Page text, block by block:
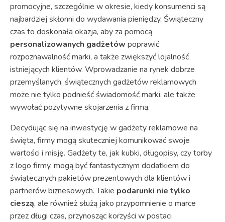
promocyjne, szczególnie w okresie, kiedy konsumenci są
najbardziej skłonni do wydawania pieniędzy. Świąteczny
czas to doskonała okazja, aby za pomocą
personalizowanych gadżetów poprawić
rozpoznawalność marki, a także zwiększyć lojalność
istniejących klientów. Wprowadzanie na rynek dobrze
przemyślanych, świątecznych gadżetów reklamowych
może nie tylko podnieść świadomość marki, ale także
wywołać pozytywne skojarzenia z firmą.
Decydując się na inwestycję w gadżety reklamowe na
święta, firmy mogą skuteczniej komunikować swoje
wartości i misję. Gadżety te, jak kubki, długopisy, czy torby
z logo firmy, mogą być fantastycznym dodatkiem do
świątecznych pakietów prezentowych dla klientów i
partnerów biznesowych. Takie podarunki nie tylko
cieszą, ale również służą jako przypomnienie o marce
przez długi czas, przynosząc korzyści w postaci